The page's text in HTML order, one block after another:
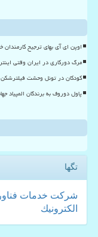
اوپن ای آی بهای ترجیح کارمندان
مرگ دورکاری در ایران وقتی
کودکان در تونل وحشت
پاول دوروف به برندگان
تگها
شركت خدمات
الكترونیك